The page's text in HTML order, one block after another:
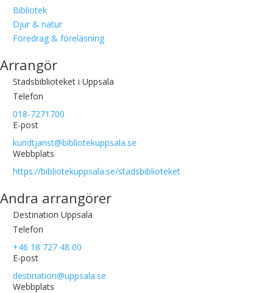
Bibliotek
Djur & natur
Föredrag & föreläsning
Arrangör
Stadsbiblioteket i Uppsala
Telefon
018-7271700
E-post
kundtjanst@bibliotekuppsala.se
Webbplats
https://bibliotekuppsala.se/stadsbiblioteket
Andra arrangörer
Destination Uppsala
Telefon
+46 18 727 48 00
E-post
destination@uppsala.se
Webbplats